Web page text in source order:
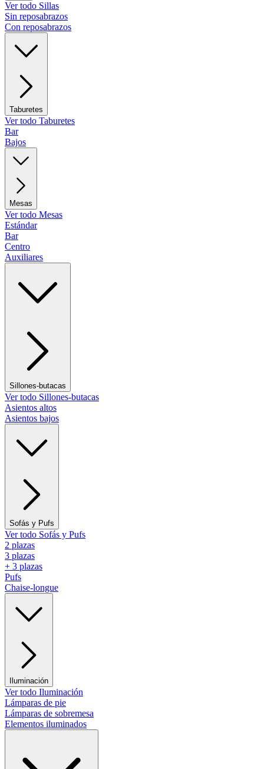
Ver todo Sillas
Sin reposabrazos
Con reposabrazos
Taburetes
Ver todo Taburetes
Bar
Bajos
Mesas
Ver todo Mesas
Estándar
Bar
Centro
Auxiliares
Sillones-butacas
Ver todo Sillones-butacas
Asientos altos
Asientos bajos
Sofás y Pufs
Ver todo Sofás y Pufs
2 plazas
3 plazas
+ 3 plazas
Pufs
Chaise-longue
Iluminación
Ver todo Iluminación
Lámparas de pie
Lámparas de sobremesa
Elementos iluminados